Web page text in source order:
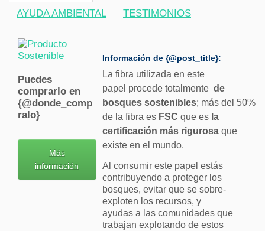
AYUDA AMBIENTAL TESTIMONIOS
Puedes
comprarlo en
{@donde_comp
ralo}
Más
información
Información de {@post_title}:
La fibra utilizada en este
papel procede totalmente de
bosques sostenibles; más del 50%
de la fibra es FSC que es la
certificación más rigurosaque
existe en el mundo.
Al consumir este papel estás
contribuyendo a proteger los
bosques, evitar que se sobre-
exploten los recursos, y
ayudas a las comunidades que
trabajan explotando de estos